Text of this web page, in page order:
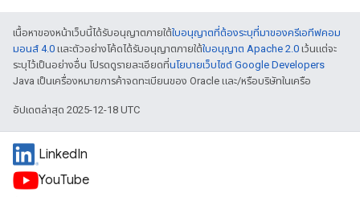
เนื้อหาของหน้าเว็บนี้ได้รับอนุญาตภายใต้ใบอนุญาตที่ต้องระบุที่มาของครีเอทีฟคอม
มอนส์ 4.0 และตัวอย่างโค้ดได้รับอนุญาตภายใต้ใบอนุญาต Apache 2.0 เว้นแต่จะ
ระบุไว้เป็นอย่างอื่น โปรดดูรายละเอียดที่นโยบายเว็บไซต์ Google Developers
Java เป็นเครื่องหมายการค้าจดทะเบียนของ Oracle และ/หรือบริษัทในเครือ
อัปเดตล่าสุด 2025-12-18 UTC
LinkedIn
YouTube